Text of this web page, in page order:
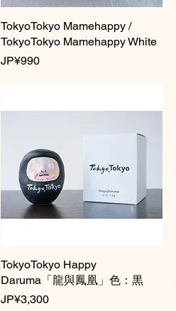
快速瀏覽
TokyoTokyo Mamehappy /
TokyoTokyo Mamehappy White
價格
JP¥990
快速瀏覽
TokyoTokyo Happy
Daruma「龍與鳳凰」色：黒
價格
JP¥3,300